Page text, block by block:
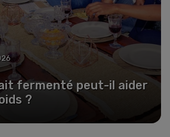
fermenté peut-il aider
?